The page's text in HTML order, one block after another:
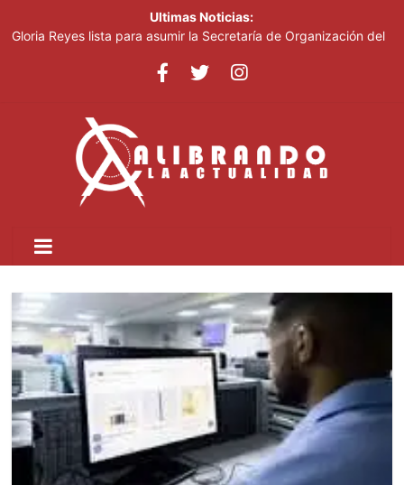
Ultimas Noticias:
Gloria Reyes lista para asumir la Secretaría de Organización del
Efemérides Patrias y el Instituto Duartiano en reunión solemne
Agente de la DIGESETT identifica a mujer reportada como
desaparecida tras encontrarla desorientada
Banreservas obtiene siete galardones en los Effie Awards
República Dominicana 2026